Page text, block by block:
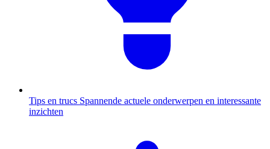
Tips en trucs Spannende actuele onderwerpen en interessante
inzichten